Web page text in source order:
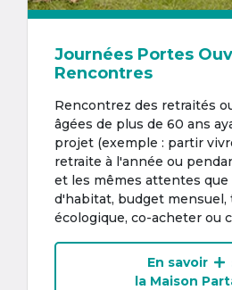
Journées Portes
Rencontres
Rencontrez des retraités
âgées de plus de 60 ans
projet (exemple : partir
retraite à l'année ou
et les mêmes attentes
d'habitat, budget mensuel,
écologique, co-acheter ou
En savoir
la Maison